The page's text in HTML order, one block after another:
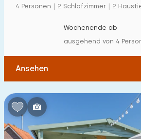
4 Personen | 2 Schlafzimmer | 2
Wochenende ab
ausgehend von 4
Ansehen